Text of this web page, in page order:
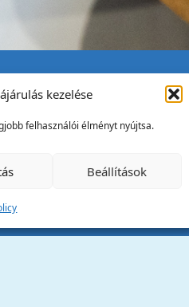
kezelése
felhasználói élményt nyújtsa.
Beállítások
Önkormányzata
tér 1.
587 078